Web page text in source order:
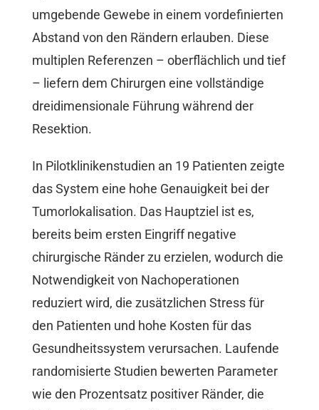
umgebende Gewebe in einem vordefinierten
Abstand von den Rändern erlauben. Diese
multiplen Referenzen – oberflächlich und tief
– liefern dem Chirurgen eine vollständige
dreidimensionale Führung während der
Resektion.
In Pilotklinikenstudien an 19 Patienten zeigte
das System eine hohe Genauigkeit bei der
Tumorlokalisation. Das Hauptziel ist es,
bereits beim ersten Eingriff negative
chirurgische Ränder zu erzielen, wodurch die
Notwendigkeit von Nachoperationen
reduziert wird, die zusätzlichen Stress für
den Patienten und hohe Kosten für das
Gesundheitssystem verursachen. Laufende
randomisierte Studien bewerten Parameter
wie den Prozentsatz positiver Ränder, die